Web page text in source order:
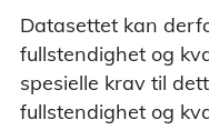
Datasettet kan
fullstendighet og
spesielle krav til
fullstendighet og